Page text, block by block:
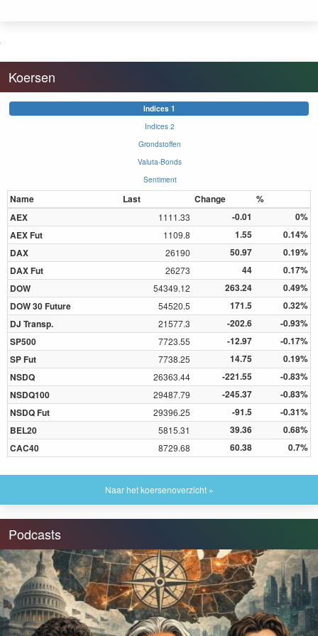
Koersen
Indices 1
Indices 2
Grondstoffen
Valuta-Bonds
Sentiment
Name Last Change
%
AEX
1111.33 -0.01
0%
AEX Fut
1109.8 1.55
0.14%
DAX
26190 50.97
0.19%
DAX Fut
26273 44
0.17%
DOW
54349.12 263.24
0.49%
DOW 30 Future
54520.5 171.5
0.32%
DJ Transp.
21577.3 -202.6
-0.93%
SP500
7723.55 -12.97
-0.17%
SP Fut
7738.25 14.75
0.19%
NSDQ
26363.44 -221.55
-0.83%
NSDQ100
29487.79 -245.37
-0.83%
NSDQ Fut
29396.25 -91.5
-0.31%
BEL20
5815.31 39.36
0.68%
CAC40
8729.68 60.38 0.7%
Naar het koersenoverzicht »
Podcasts